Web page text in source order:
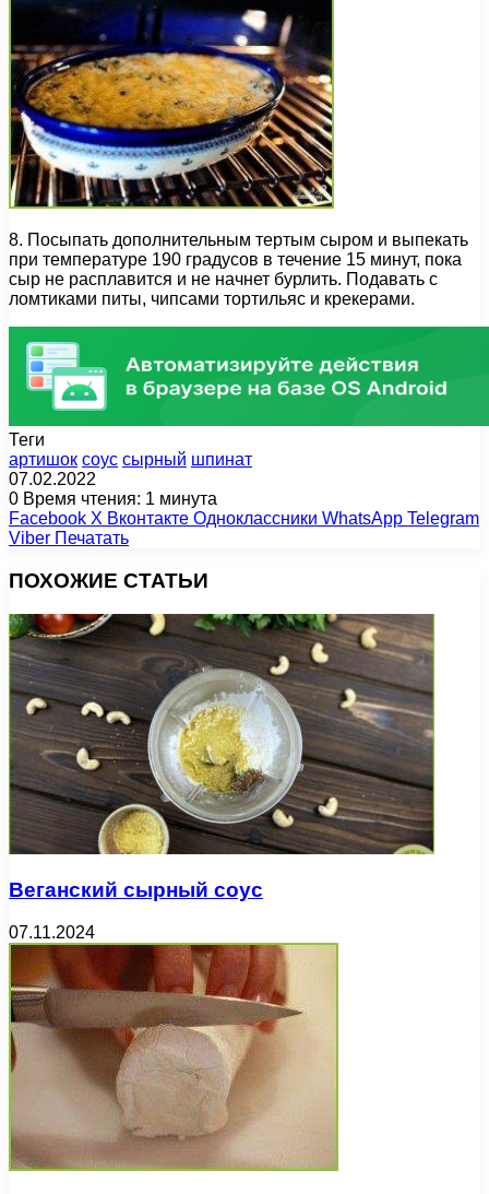
8. Посыпать дополнительным тертым сыром и выпекать
при температуре 190 градусов в течение 15 минут, пока
сыр не расплавится и не начнет бурлить. Подавать с
ломтиками питы, чипсами тортильяс и крекерами.
Теги
артишок соус сырный шпинат
07.02.2022
0 Время чтения: 1 минута
Facebook X Вконтакте Одноклассники WhatsApp Telegram
Viber Печатать
ПОХОЖИЕ СТАТЬИ
Веганский сырный соус
07.11.2024